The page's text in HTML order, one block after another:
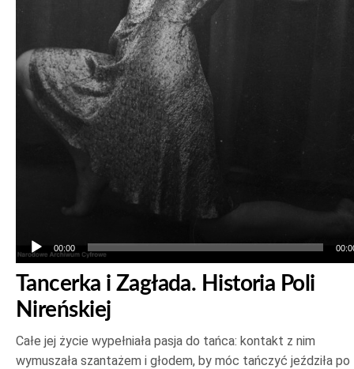
00:00
Tancerka i Zagłada. Historia Poli
Nireńskiej
Całe jej życie wypełniała pasja do tańca: kontakt z nim
wymuszała szantażem i głodem, by móc tańczyć jeździła po